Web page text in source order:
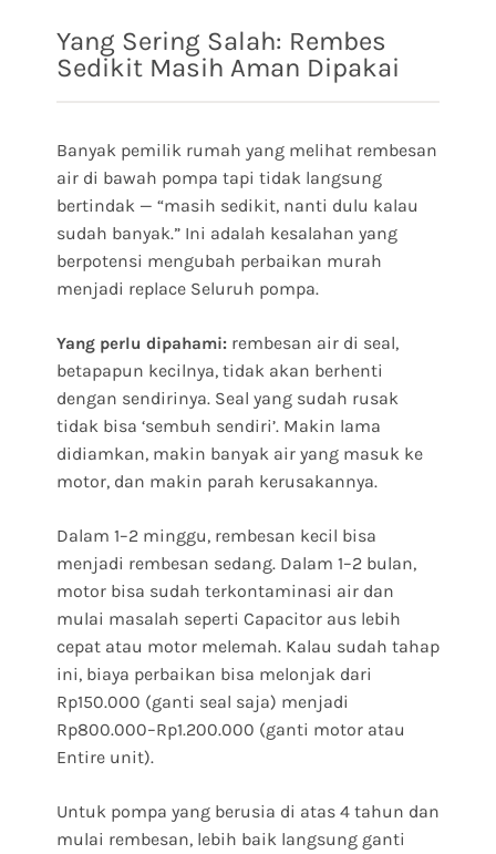
Yang Sering Salah: Rembes
Sedikit Masih Aman Dipakai
Banyak pemilik rumah yang melihat rembesan
air di bawah pompa tapi tidak langsung
bertindak — “masih sedikit, nanti dulu kalau
sudah banyak.” Ini adalah kesalahan yang
berpotensi mengubah perbaikan murah
menjadi replace Seluruh pompa.
Yang perlu dipahami: rembesan air di seal,
betapapun kecilnya, tidak akan berhenti
dengan sendirinya. Seal yang sudah rusak
tidak bisa ‘sembuh sendiri’. Makin lama
didiamkan, makin banyak air yang masuk ke
motor, dan makin parah kerusakannya.
Dalam 1–2 minggu, rembesan kecil bisa
menjadi rembesan sedang. Dalam 1–2 bulan,
motor bisa sudah terkontaminasi air dan
mulai masalah seperti Capacitor aus lebih
cepat atau motor melemah. Kalau sudah tahap
ini, biaya perbaikan bisa melonjak dari
Rp150.000 (ganti seal saja) menjadi
Rp800.000–Rp1.200.000 (ganti motor atau
Entire unit).
Untuk pompa yang berusia di atas 4 tahun dan
mulai rembesan, lebih baik langsung ganti